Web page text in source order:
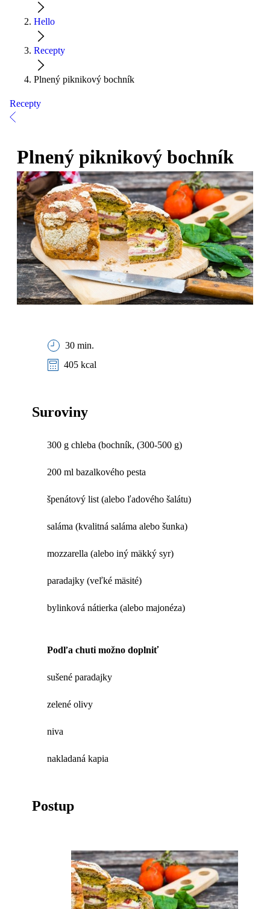
Hello
Recepty
Plnený piknikový bochník
Recepty
Plnený piknikový bochník
30 min.
405 kcal
Suroviny
300 g chleba (bochník, (300-500 g)
200 ml bazalkového pesta
špenátový list (alebo ľadového šalátu)
saláma (kvalitná saláma alebo šunka)
mozzarella (alebo iný mäkký syr)
paradajky (veľké mäsité)
bylinková nátierka (alebo majonéza)
Podľa chuti možno doplniť
sušené paradajky
zelené olivy
niva
nakladaná kapia
Postup